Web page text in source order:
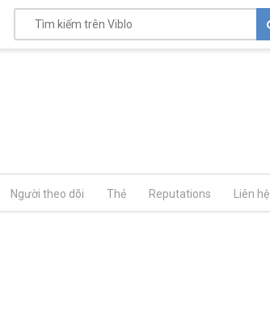
Người theo dõi Thẻ Reputations Liên hệ